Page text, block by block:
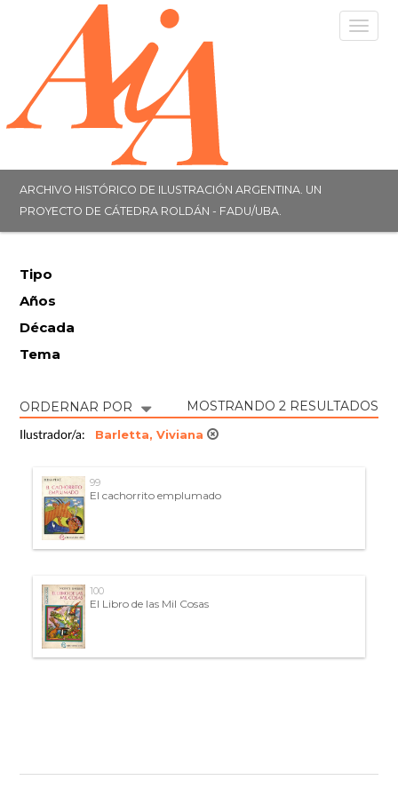
ARCHIVO HISTÓRICO DE ILUSTRACIÓN ARGENTINA. UN
PROYECTO DE CÁTEDRA ROLDÁN - FADU/UBA.
Tipo
Años
Década
Tema
ORDERNAR POR MOSTRANDO 2 RESULTADOS
Ilustrador/a: Barletta, Viviana
99
El cachorrito emplumado
100
El Libro de las Mil Cosas